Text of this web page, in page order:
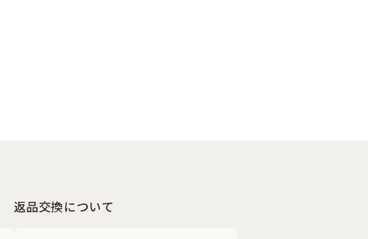
返品交換について